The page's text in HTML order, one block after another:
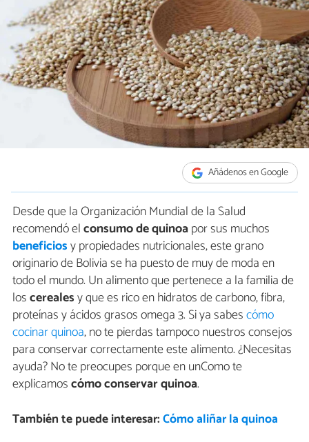
Añádenos en Google
Desde que la Organización Mundial de la Salud
recomendó elconsumo de quinoapor sus muchos
beneficiosy propiedades nutricionales, este grano
originario de Bolivia se ha puesto de muy de moda en
todo el mundo. Un alimento que pertenece a la familia de
loscerealesy que es rico en hidratos de carbono, fibra,
proteínas y ácidos grasos omega 3. Si ya sabescómo
cocinar quinoa, no te pierdas tampoco nuestros consejos
para conservar correctamente este alimento. ¿Necesitas
ayuda? No te preocupes porque en unComo te
explicamoscómo conservar quinoa.
También te puede interesar:Cómo aliñar la quinoa